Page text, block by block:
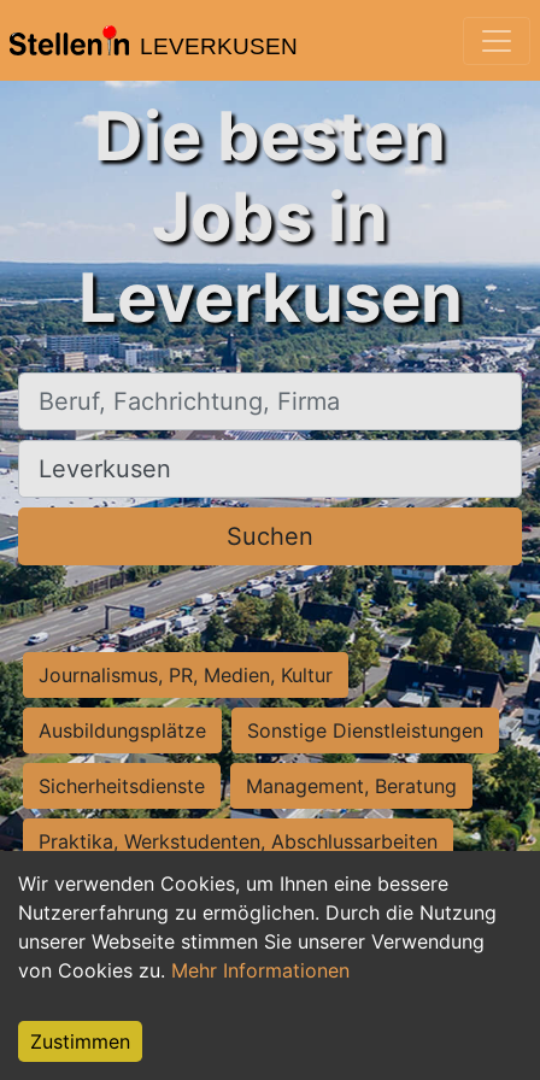
LEVERKUSEN
Wir verwenden Cookies, um Ihnen eine bessere
Nutzererfahrung zu ermöglichen. Durch die Nutzung
unserer Webseite stimmen Sie unserer Verwendung
von Cookies zu. Mehr Informationen
Zustimmen
Die besten
Jobs in
Leverkusen
Beruf, Fachrichtung, Firma
Ort, Stadt
Suchen
Journalismus, PR, Medien, Kultur
Ausbildungsplätze Sonstige Dienstleistungen
Sicherheitsdienste Management, Beratung
Praktika, Werkstudenten, Abschlussarbeiten
Personalwesen Assistenz, Sekretariat
Hilfskräfte, Aushilfs- und Nebenjobs
Weiterbildung, Studium, duale Ausbildung